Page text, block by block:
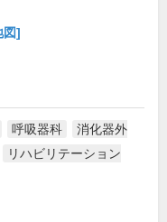
図]
呼吸器科
消化器外
リハビリテーション